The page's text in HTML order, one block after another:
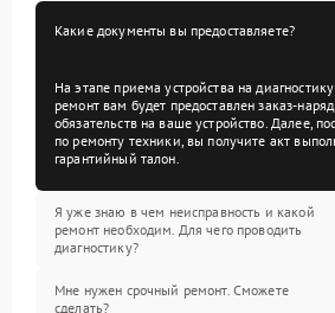
Какие документы вы предоставляете?
На этапе приема устройства на
ремонт вам будет предоставлен заказ-
обязательств на ваше устройство. Далее,
по ремонту техники, вы получите акт
гарантийный талон.
Я уже знаю в чем неисправность и какой
ремонт необходим. Для чего проводить
диагностику?
Мне нужен срочный ремонт. Сможете
сделать?